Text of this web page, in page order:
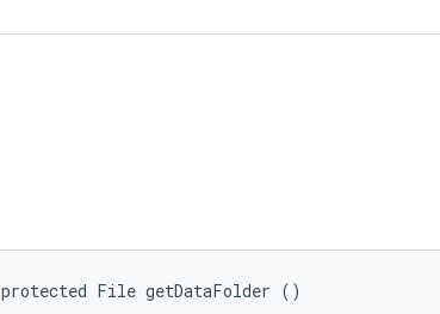
protected File getDataFolder ()